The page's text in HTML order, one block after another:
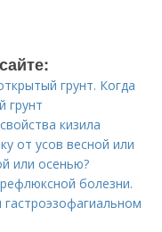
грунт. Когда
грунт
кизила
от усов весной или
или осенью?
болезни.